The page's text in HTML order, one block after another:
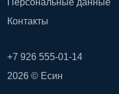
Персональные данные
Контакты
+7 926 555-01-14
2026 © Есин